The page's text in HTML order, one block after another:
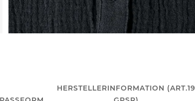
HERSTELLERINFORMATION (ART.19